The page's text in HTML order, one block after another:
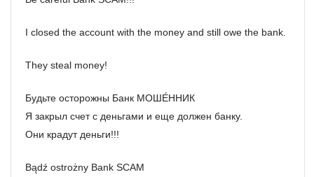
I closed the account with the money and still owe the bank.
They steal money!
Будьте осторожны Банк МОШЕ́ННИК
Я закрыл счет с деньгами и еще должен банку.
Они крадут деньги!!!
Bądź ostrożny Bank SCAM